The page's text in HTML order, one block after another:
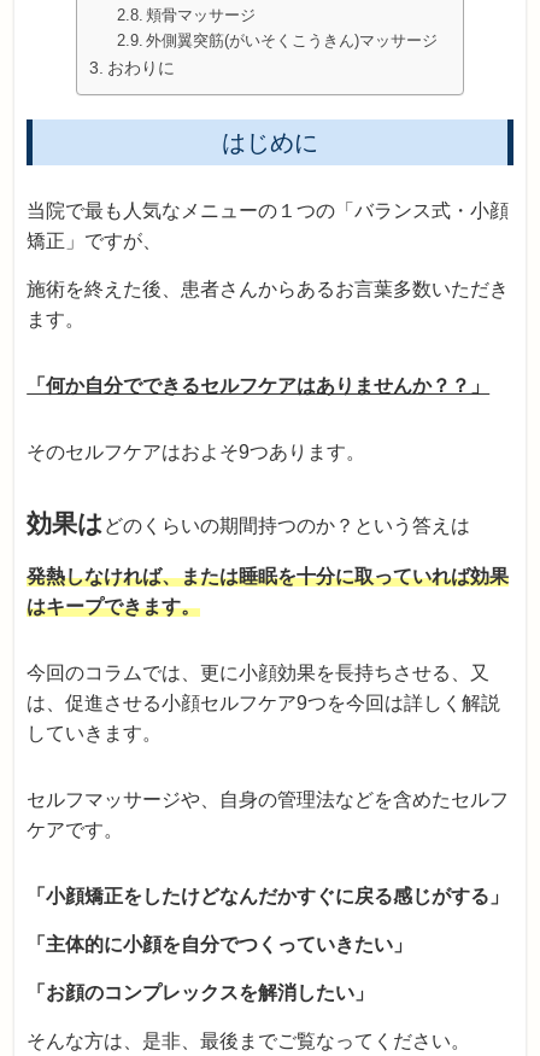
頬骨マッサージ
外側翼突筋(がいそくこうきん)マッサージ
おわりに
はじめに
当院で最も人気なメニューの１つの「バランス式・小顔
矯正」ですが、
施術を終えた後、患者さんからあるお言葉多数いただき
ます。
「何か自分でできるセルフケアはありませんか？？」
そのセルフケアはおよそ9つあります。
効果は どのくらいの期間持つのか？という答えは
発熱しなければ、または睡眠を十分に取っていれば効果
はキープできます。
今回のコラムでは、更に小顔効果を長持ちさせる、又
は、促進させる小顔セルフケア9つを今回は詳しく解説
していきます。
セルフマッサージや、自身の管理法などを含めたセルフ
ケアです。
「小顔矯正をしたけどなんだかすぐに戻る感じがする」
「主体的に小顔を自分でつくっていきたい」
「お顔のコンプレックスを解消したい」
そんな方は、是非、最後までご覧なってください。